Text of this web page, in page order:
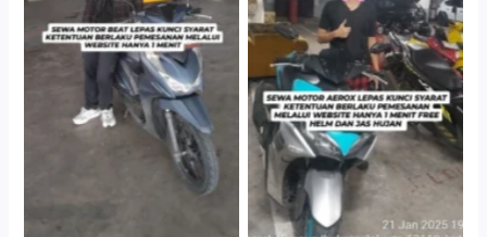
Cityplaza Jatinegara
Gedung Parkir P6A
Cityplaza Jatinegara
Gedung Parkir P6A